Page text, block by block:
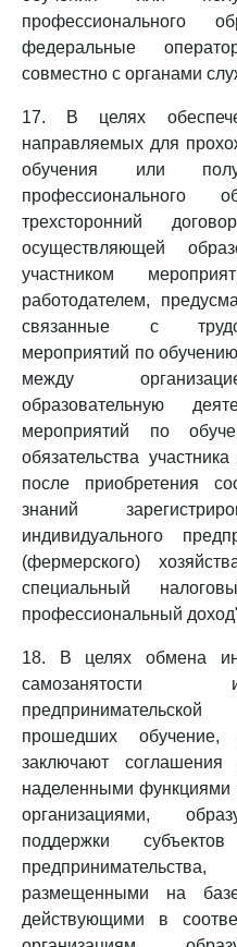
профессионального
федеральные
совместно с органами
17. В целях
направляемых для
обучения или
профессионального
трехсторонний
осуществляющей
участником
работодателем,
связанные с
мероприятий по
между
образовательную
мероприятий по
обязательства
после приобретения
знаний
индивидуального
(фермерского)
специальный
профессиональный
18. В целях обмена
самозанятости
прошедших обучение,
заключают
наделенными функциями
организациями,
поддержки
размещенными на
действующими в